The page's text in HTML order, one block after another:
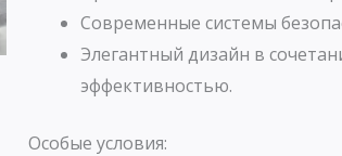
Современные системы
Элегантный дизайн в
эффективностью.
Особые условия: